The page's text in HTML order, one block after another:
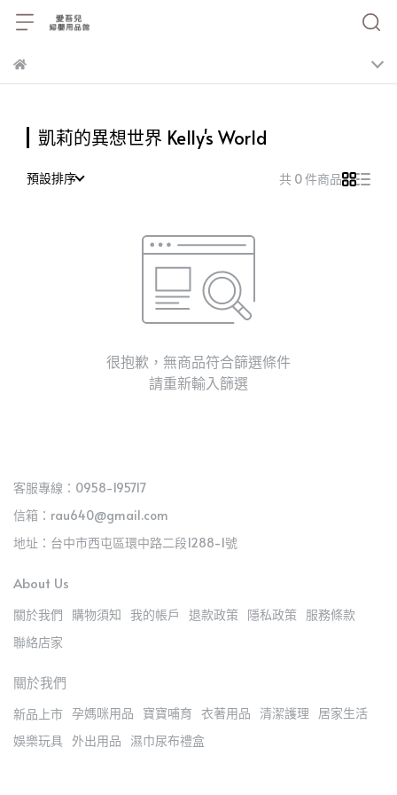
凱莉的異想世界 Kelly's World
預設排序 共 0 件商品
很抱歉，無商品符合篩選條件
請重新輸入篩選
客服專線：0958-195717
信箱：rau640@gmail.com
地址：台中市西屯區環中路二段1288-1號
About Us
關於我們 購物須知 我的帳戶 退款政策 隱私政策 服務條款
聯絡店家
關於我們
新品上市 孕媽咪用品 寶寶哺育 衣著用品 清潔護理
居家生活
娛樂玩具 外出用品 濕巾尿布禮盒